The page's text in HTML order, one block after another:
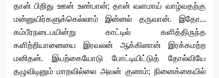
தான் பிறிது ஊன் உண்பான்; தான் வளமாய் வாழ்வதற்கு
மன்னுயிர்களுக்கெல்லாம் இன்னல் தருவான். இதோ…
கம்பீரநடைபயின்று காட்டில் களித்திருந்த
களிற்றியானையை இரவலன் ஆக்கினான் இரக்கமற்ற
மனிதன். இயற்கையோடு போட்டியிட்டுத் தோல்வியே
தழுவிடினும் மாறவில்லை அவன் குணம்; நினைக்கையில்